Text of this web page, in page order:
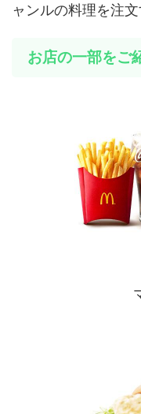
ャンルの料理を注
お店の一部をご